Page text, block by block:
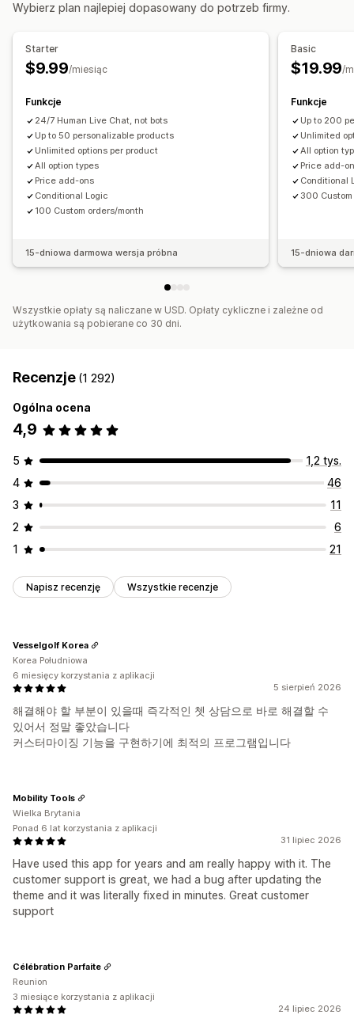
Niestandardowy HTML Podgląd Wyświetlanie wariantów
Ceny
Ceny warunkowe
Ceny dynamiczne
Zapasy
Ukrywanie wyczerpanych zapasów
Zarządzanie SKU
Automatyczne aktualizacje
Wybierz plan najlepiej dopasowany do potrzeb firmy.
Starter
$9.99/miesiąc
Funkcje
24/7 Human Live Chat, not bots
Up to 50 personalizable products
Unlimited options per product
All option types
Price add-ons
Conditional Logic
100 Custom orders/month
15-dniowa darmowa wersja próbna
Basic
$19.99/
Funkcje
Up to 200
Unlimited
All option
Price add-
Conditional
300
15-dniowa
Wszystkie opłaty są naliczane w USD. Opłaty cykliczne i zależne od
użytkowania są pobierane co 30 dni.
Recenzje (1 292)
Ogólna ocena
4,9
5
1,2 tys.
4
46
3
11
2
6
1
21
Napisz recenzję Wszystkie recenzje
5 sierpień 2026
해결해야 할 부분이 있을때 즉각적인 쳇 상담으로 바로 해결할 수
있어서 정말 좋았습니다
커스터마이징 기능을 구현하기에 최적의 프로그램입니다
Vesselgolf Korea
Korea Południowa
6 miesięcy korzystania z aplikacji
31 lipiec 2026
Have used this app for years and am really happy with it. The
customer support is great, we had a bug after updating the
theme and it was literally fixed in minutes. Great customer
support
Mobility Tools
Wielka Brytania
Ponad 6 lat korzystania z aplikacji
24 lipiec 2026
Célébration Parfaite
Reunion
3 miesiące korzystania z aplikacji